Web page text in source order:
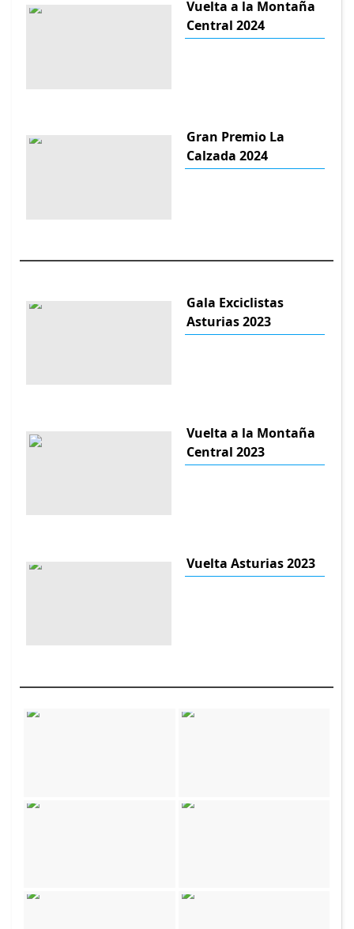
Vuelta a la Montaña
Central 2024
Gran Premio La
Calzada 2024
Gala Exciclistas
Asturias 2023
Vuelta a la Montaña
Central 2023
Vuelta Asturias 2023